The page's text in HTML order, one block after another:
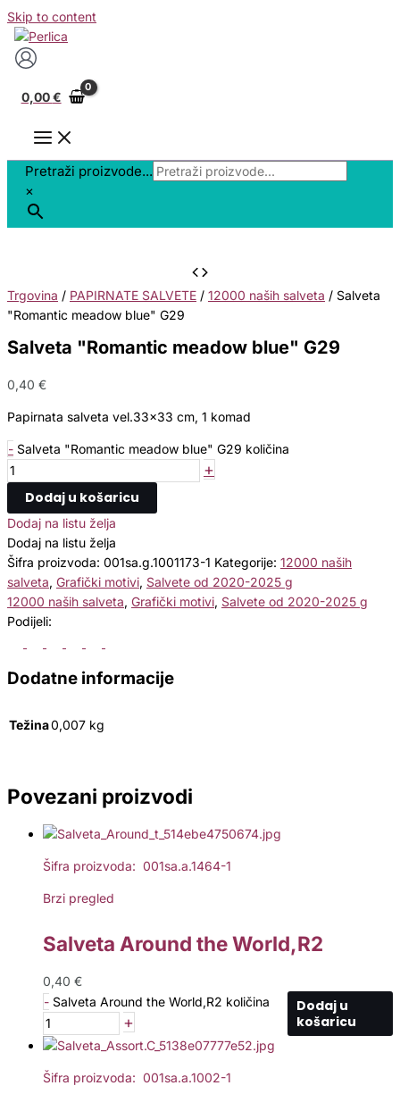
Skip to content
0,00€
Pretraži proizvode...
×
Trgovina / PAPIRNATE SALVETE / 12000 naših salveta / Salveta
"Romantic meadow blue" G29
Salveta "Romantic meadow blue" G29
0,40 €
Papirnata salveta vel.33×33 cm, 1 komad
- Salveta "Romantic meadow blue" G29 količina
+
Dodaj u košaricu
Dodaj na listu želja
Dodaj na listu želja
Šifra proizvoda: 001sa.g.1001173-1 Kategorije: 12000 naših
salveta, Grafički motivi, Salvete od 2020-2025 g
12000 naših salveta, Grafički motivi, Salvete od 2020-2025 g
Podijeli:
Dodatne informacije
Težina0,007 kg
Povezani proizvodi
Šifra proizvoda: 001sa.a.1464-1
Brzi pregled
Salveta Around the World,R2
0,40 €
- Salveta Around the World,R2 količina
+
Dodaj u
košaricu
Šifra proizvoda: 001sa.a.1002-1